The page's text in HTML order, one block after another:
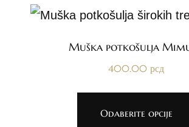
Muška potkošulja
400.00 рсд
Odaberite opcije